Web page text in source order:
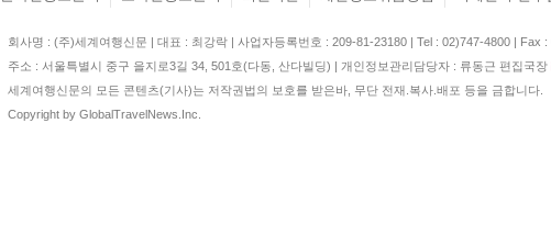
회사명 : (주)세계여행신문 | 대표 : 최강락 | 사업자등록번호 : 209-81-23180 | Tel : 02)747-4800 | Fax :
주소 : 서울특별시 중구 을지로3길 34, 501호(다동, 산다빌딩) | 개인정보관리담당자 : 류동근 편집국장
세계여행신문의 모든 콘텐츠(기사)는 저작권법의 보호를 받은바, 무단 전재.복사.배포 등을 금합니다.
Copyright by GlobalTravelNews.Inc.